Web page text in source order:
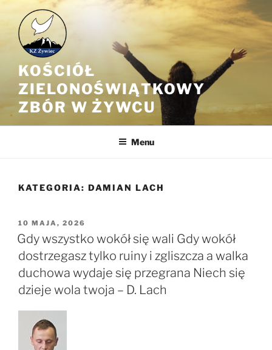
Przejdź
do
treści
KOŚCIÓŁ
ZIELONOŚWIĄTKOWY
ZBÓR W ŻYWCU
Menu
KATEGORIA: DAMIAN LACH
OPUBLIKOWANE
W
10 MAJA, 2026
Gdy wszystko wokół się wali Gdy wokół
dostrzegasz tylko ruiny i zgliszcza a walka
duchowa wydaje się przegrana Niech się
dzieje wola twoja – D. Lach